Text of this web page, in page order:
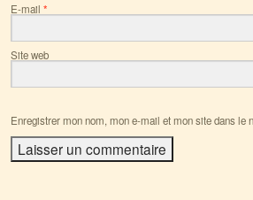
E-mail *
Site web
Enregistrer mon nom, mon e-mail et mon site dans le